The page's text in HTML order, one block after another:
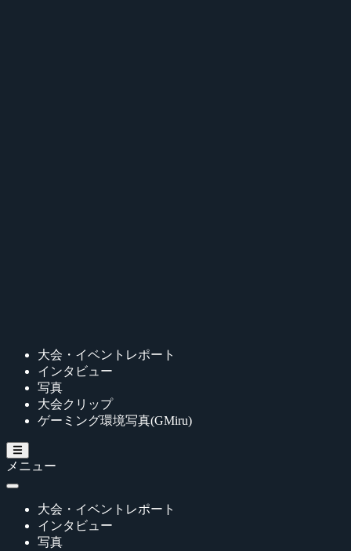
大会・イベントレポート
インタビュー
写真
大会クリップ
ゲーミング環境写真(GMiru)
メニュー
大会・イベントレポート
インタビュー
写真